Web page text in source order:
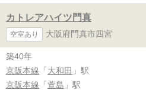
カトレアハイツ門真
空室あり 大阪府門真市四宮
築40年
京阪本線 「 大和田 」駅
京阪本線 「 萱島 」駅